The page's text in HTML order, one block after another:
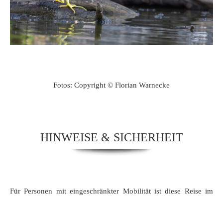
Fotos: Copyright © Florian Warnecke
HINWEISE & SICHERHEIT
Für Personen mit eingeschränkter Mobilität ist diese Reise im